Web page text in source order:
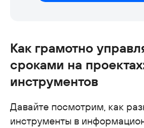
Как грамотно
сроками на
инструментов
Давайте посмотрим, как
инструменты в